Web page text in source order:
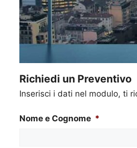
Richiedi un Preventivo
Inserisci i dati nel modulo, ti
Nome e Cognome *